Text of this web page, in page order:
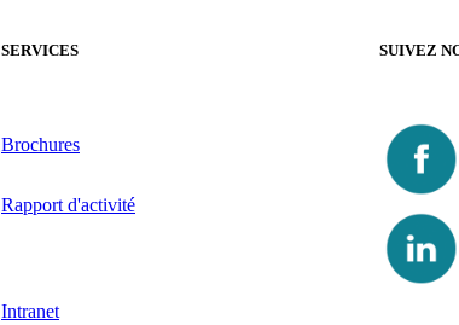
SERVICES SUIVEZ
Brochures
Rapport d'activité
Intranet